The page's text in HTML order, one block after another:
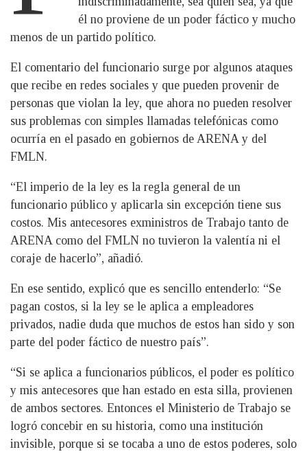
él no proviene de un poder fáctico y mucho
menos de un partido político.
El comentario del funcionario surge por algunos ataques
que recibe en redes sociales y que pueden provenir de
personas que violan la ley, que ahora no pueden resolver
sus problemas con simples llamadas telefónicas como
ocurría en el pasado en gobiernos de ARENA y del
FMLN.
“El imperio de la ley es la regla general de un
funcionario público y aplicarla sin excepción tiene sus
costos. Mis antecesores exministros de Trabajo tanto de
ARENA como del FMLN no tuvieron la valentía ni el
coraje de hacerlo”, añadió.
En ese sentido, explicó que es sencillo entenderlo: “Se
pagan costos, si la ley se le aplica a empleadores
privados, nadie duda que muchos de estos han sido y son
parte del poder fáctico de nuestro país”.
“Si se aplica a funcionarios públicos, el poder es político
y mis antecesores que han estado en esta silla, provienen
de ambos sectores. Entonces el Ministerio de Trabajo se
logró concebir en su historia, como una institución
invisible, porque si se tocaba a uno de estos poderes, solo